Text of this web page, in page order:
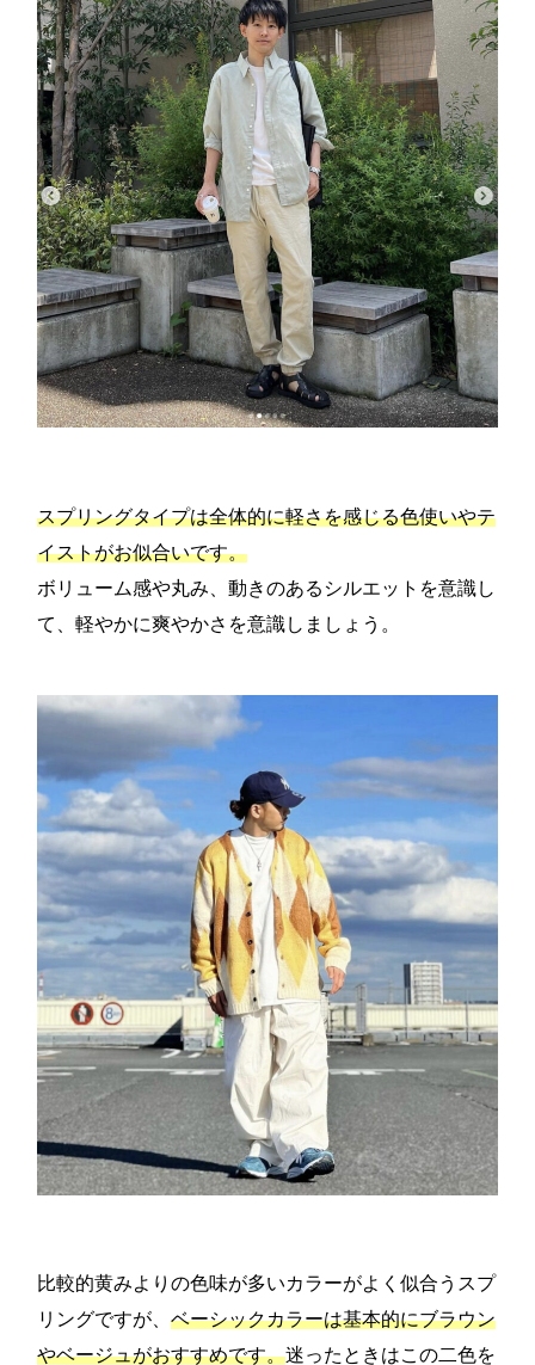
スプリングタイプは全体的に軽さを感じる色使いやテ
イストがお似合いです。
ボリューム感や丸み、動きのあるシルエットを意識し
て、軽やかに爽やかさを意識しましょう。
比較的黄みよりの色味が多いカラーがよく似合うスプ
リングですが、 ベーシックカラーは基本的にブラウン
やベージュがおすすめです。迷ったときはこの二色を